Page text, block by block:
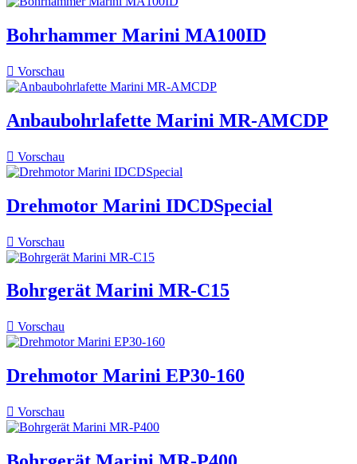
Bohrhammer Marini MA100ID
 Vorschau
Anbaubohrlafette Marini MR-AMCDP
 Vorschau
Drehmotor Marini IDCDSpecial
 Vorschau
Bohrgerät Marini MR-C15
 Vorschau
Drehmotor Marini EP30-160
 Vorschau